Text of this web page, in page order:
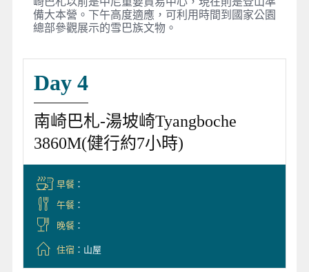
備大本營。下午高度適應，可利用時間到國家公園
總部參觀展示的雪巴族文物。
Day 4
南崎巴札-湯坡崎Tyangboche
3860M(健行約7小時)
早餐：
午餐：
晚餐：
住宿：山屋